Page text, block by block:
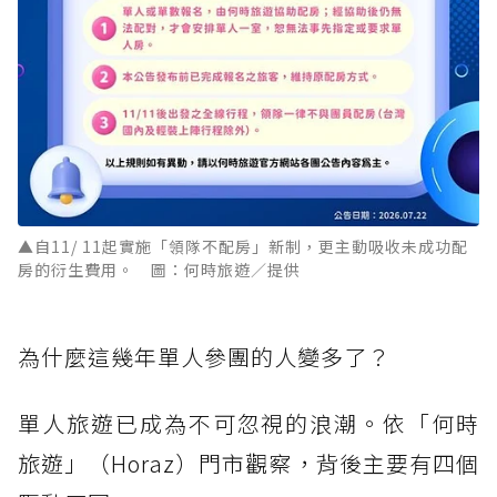
▲自11/ 11起實施「領隊不配房」新制，更主動吸收未成功配
房的衍生費用。 圖：何時旅遊／提供
為什麼這幾年單人參團的人變多了？
單人旅遊已成為不可忽視的浪潮。依「何時
旅遊」（Horaz）門市觀察，背後主要有四個